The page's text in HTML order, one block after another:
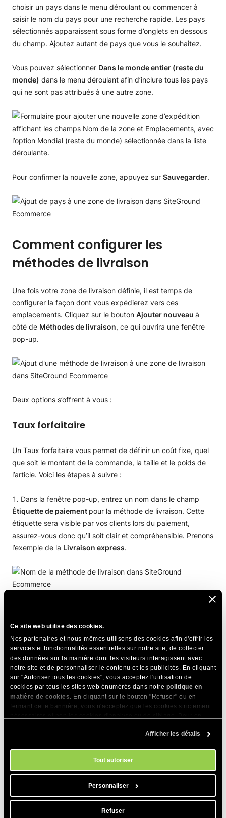
Ce site web utilise des cookies.
Nos partenaires et nous-mêmes utilisons des cookies afin d'offrir les
services et fonctionnalités essentielles sur notre site, de collecter
des données sur la manière dont les visiteurs interagissent avec
notre site et de personnaliser le contenu et les publicités. En cliquant
sur "Autoriser tous les cookies", vous acceptez l'utilisation de
cookies par tous les sites web énumérés dans notre politique en
matière de cookies. En cliquant sur le bouton "Refuser" ou en
fermant cette bannière, vous n'acceptez que les cookies strictement
. Vous pouvez gérer vos préférences
Afficher les détails
Tout autoriser
Personnaliser
Refuser
choisir un pays dans le menu déroulant ou commencer à
saisir le nom du pays pour une recherche rapide. Les pays
sélectionnés apparaissent sous forme d’onglets en dessous
du champ. Ajoutez autant de pays que vous le souhaitez.
Vous pouvez sélectionner Dans le monde entier (reste du
monde) dans le menu déroulant afin d’inclure tous les pays
qui ne sont pas attribués à une autre zone.
Pour confirmer la nouvelle zone, appuyez sur Sauvegarder.
Comment configurer les
méthodes de livraison
Une fois votre zone de livraison définie, il est temps de
configurer la façon dont vous expédierez vers ces
emplacements. Cliquez sur le bouton Ajouter nouveau à
côté de Méthodes de livraison, ce qui ouvrira une fenêtre
pop-up.
Deux options s’offrent à vous :
Taux forfaitaire
Un Taux forfaitaire vous permet de définir un coût fixe, quel
que soit le montant de la commande, la taille et le poids de
l’article. Voici les étapes à suivre :
Dans la fenêtre pop-up, entrez un nom dans le champ
Étiquette de paiement pour la méthode de livraison. Cette
étiquette sera visible par vos clients lors du paiement,
assurez-vous donc qu’il soit clair et compréhensible. Prenons
l’exemple de la Livraison express.
déroulantType.
Dans le champ Coût, indiquez le montant que vous
facturerez pour la livraison.
gratuite conditionnelle au-delà d’un certain montant de
Montant minimum de la commande